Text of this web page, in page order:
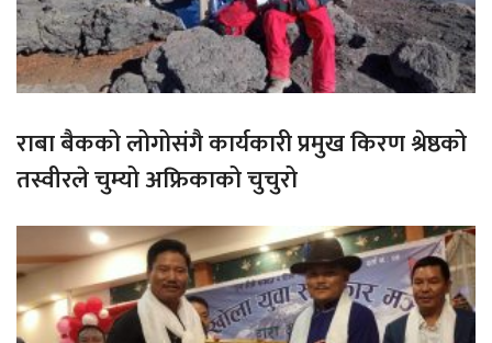
राबा बैकको लोगोसंगै कार्यकारी प्रमुख किरण श्रेष्ठको
तस्वीरले चुम्यो अफ्रिकाको चुचुरो